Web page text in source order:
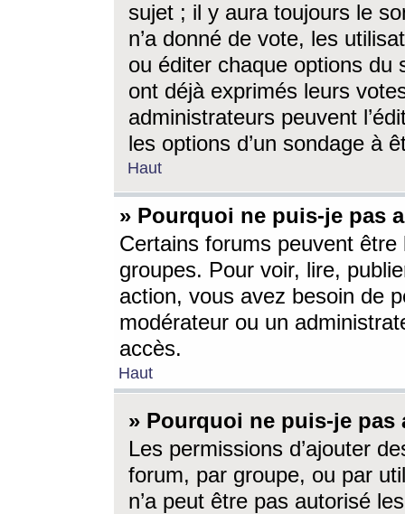
sujet ; il y aura toujours le
n’a donné de vote, les
ou éditer chaque options du
ont déjà exprimés leurs
administrateurs peuvent
les options d’un sondage à
Haut
» Pourquoi ne puis-je pas
Certains forums peuvent être
groupes. Pour voir, lire,
action, vous avez besoin de
modérateur ou un
accès.
Haut
» Pourquoi ne puis-je
Les permissions d’ajouter
forum, par groupe, ou par
n’a peut être pas autorisé